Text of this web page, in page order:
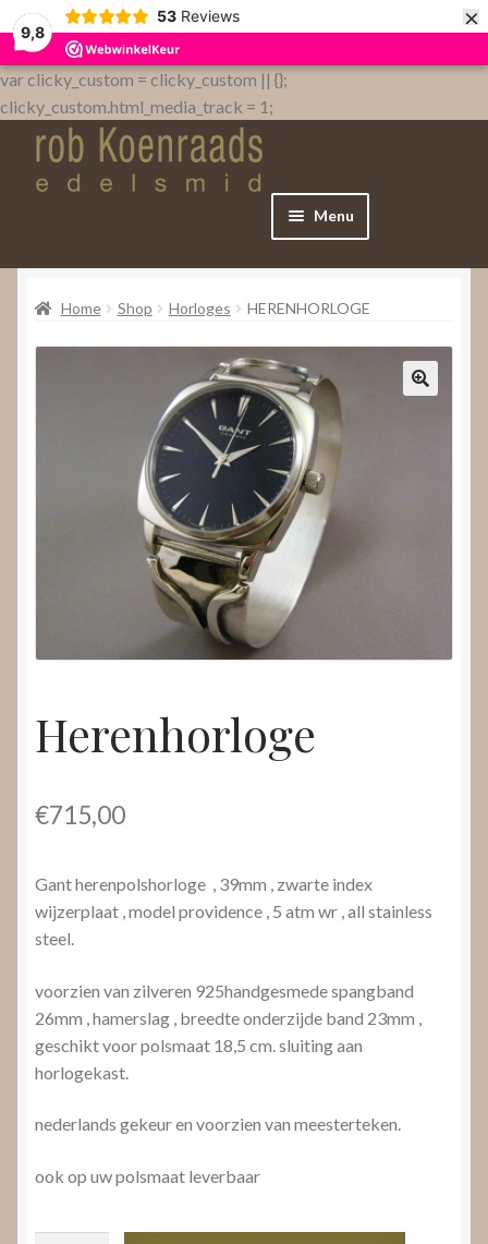
9,8
53 Reviews ×
var clicky_custom = clicky_custom || {};
clicky_custom.html_media_track = 1;
Menu
Home
Home Shop Horloges HERENHORLOGE
Herenhorloge
€715,00
Gant herenpolshorloge , 39mm , zwarte index
wijzerplaat , model providence , 5 atm wr , all stainless
steel.
voorzien van zilveren 925handgesmede spangband
26mm , hamerslag , breedte onderzijde band 23mm ,
geschikt voor polsmaat 18,5 cm. sluiting aan
horlogekast.
nederlands gekeur en voorzien van meesterteken.
ook op uw polsmaat leverbaar